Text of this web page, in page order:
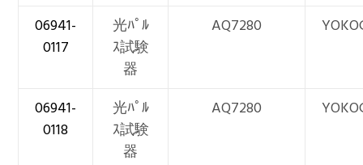
06941-
0117
光ﾊﾟﾙ
ｽ試験
器
AQ7280
06941-
0118
光ﾊﾟﾙ
ｽ試験
器
AQ7280